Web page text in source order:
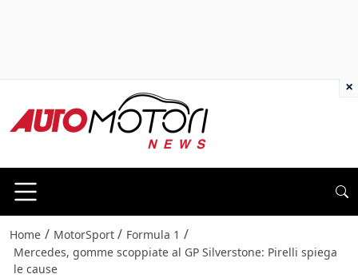
Home / MotorSport / Formula 1 /
Mercedes, gomme scoppiate al GP Silverstone: Pirelli spiega
le cause
×